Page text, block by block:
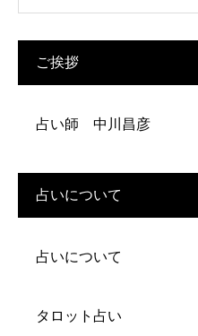
ご挨拶
占い師 中川昌彦
占いについて
占いについて
タロット占い